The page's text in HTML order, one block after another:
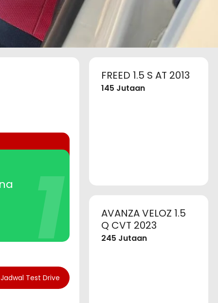
1
Test Drive
FREED 1.5 S AT 2013
145 Jutaan
AVANZA VELOZ 1.5
Q CVT 2023
245 Jutaan